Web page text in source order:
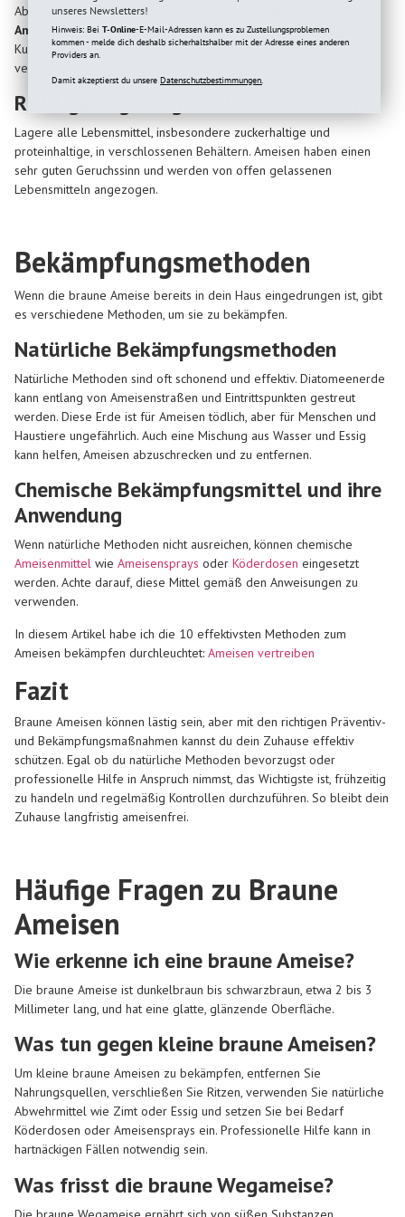
Abwehrmittel, die duentlang von Eintrittspunkten und
Ameisenstraßen auftragenkannst. Ich erinnere mich an einen
Kunden, der erfolgreich Zimtpulver auf den Fensterbänken
verwendete, um die Ameisen abzuschrecken.
Richtige Lagerung von Lebensmitteln
Lagere alle Lebensmittel, insbesondere zuckerhaltige und
proteinhaltige, in verschlossenen Behältern. Ameisen haben einen
sehr guten Geruchssinn und werden von offen gelassenen
Lebensmitteln angezogen.
Bekämpfungsmethoden
Wenn die braune Ameise bereits in dein Haus eingedrungen ist, gibt
es verschiedene Methoden, um sie zu bekämpfen.
Natürliche Bekämpfungsmethoden
Natürliche Methoden sind oft schonend und effektiv. Diatomeenerde
kann entlang von Ameisenstraßen und Eintrittspunkten gestreut
werden. Diese Erde ist für Ameisen tödlich, aber für Menschen und
Haustiere ungefährlich. Auch eine Mischung aus Wasser und Essig
kann helfen, Ameisen abzuschrecken und zu entfernen.
Chemische Bekämpfungsmittel und ihre
Anwendung
Wenn natürliche Methoden nicht ausreichen, können chemische
Ameisenmittel wie Ameisensprays oder Köderdosen eingesetzt
werden. Achte darauf, diese Mittel gemäß den Anweisungen zu
verwenden.
In diesem Artikel habe ich die 10 effektivsten Methoden zum
Ameisen bekämpfen durchleuchtet: Ameisen vertreiben
Fazit
Braune Ameisen können lästig sein, aber mit den richtigen Präventiv-
und Bekämpfungsmaßnahmen kannst du dein Zuhause effektiv
schützen. Egal ob du natürliche Methoden bevorzugst oder
professionelle Hilfe in Anspruch nimmst, das Wichtigste ist, frühzeitig
zu handeln und regelmäßig Kontrollen durchzuführen. So bleibt dein
Zuhause langfristig ameisenfrei.
Häufige Fragen zu Braune
Ameisen
Wie erkenne ich eine braune Ameise?
Die braune Ameise ist dunkelbraun bis schwarzbraun, etwa 2 bis 3
Millimeter lang, und hat eine glatte, glänzende Oberfläche.
Was tun gegen kleine braune Ameisen?
Um kleine braune Ameisen zu bekämpfen, entfernen Sie
Nahrungsquellen, verschließen Sie Ritzen, verwenden Sie natürliche
Abwehrmittel wie Zimt oder Essig und setzen Sie bei Bedarf
Köderdosen oder Ameisensprays ein. Professionelle Hilfe kann in
hartnäckigen Fällen notwendig sein.
Was frisst die braune Wegameise?
unseres Newsletters!
Hinweis: Bei T-Online-E-Mail-Adressen kann es zu Zustellungsproblemen
kommen - melde dich deshalb sicherhaltshalber mit der Adresse eines anderen
Providers an.
Damit akzeptierst du unsere Datenschutzbestimmungen.